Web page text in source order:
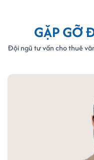
GẶP GỠ
Đội ngũ tư vấn cho thuê